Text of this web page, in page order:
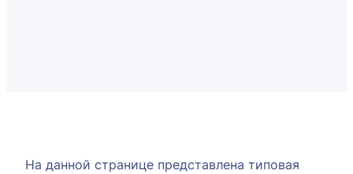
На данной странице представлена типовая